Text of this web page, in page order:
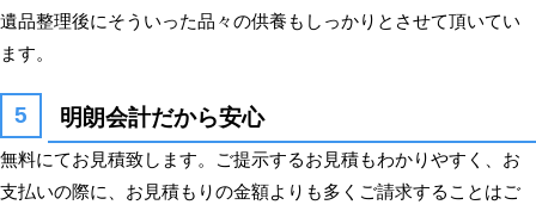
遺品整理後にそういった品々の供養もしっかりとさせて頂いてい
ます。
明朗会計だから安心
無料にてお見積致します。ご提示するお見積もわかりやすく、お
支払いの際に、お見積もりの金額よりも多くご請求することはご